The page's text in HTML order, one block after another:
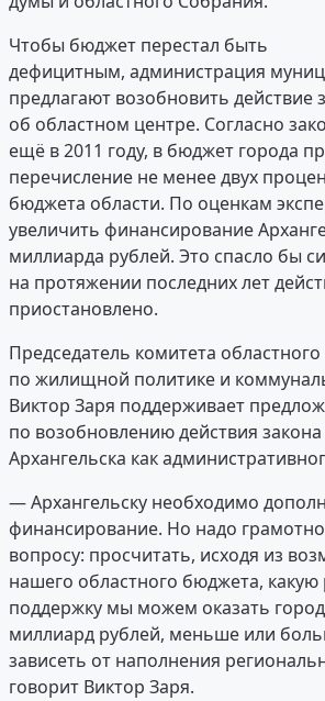
Чтобы бюджет перестал быть
дефицитным, администрация
предлагают возобновить действие
об областном центре. Согласно
ещё в 2011 году, в бюджет города
перечисление не менее двух
бюджета области. По оценкам
увеличить финансирование
миллиарда рублей. Это спасло бы
на протяжении последних лет
приостановлено.
Председатель комитета
по жилищной политике и
Виктор Заря поддерживает
по возобновлению действия закона
Архангельска как
— Архангельску необходимо
финансирование. Но надо
вопросу: просчитать, исходя из
нашего областного бюджета,
поддержку мы можем оказать
миллиард рублей, меньше или
зависеть от наполнения
говорит Виктор Заря.